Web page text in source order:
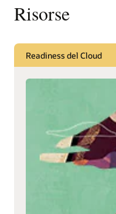
Risorse
Readiness del Cloud